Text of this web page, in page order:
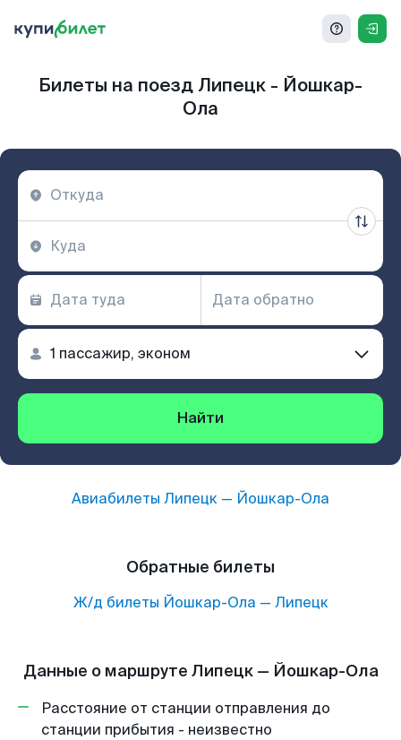
Билеты на поезд Липецк - Йошкар-
Ола
Найти
Авиабилеты Липецк — Йошкар-Ола
Обратные билеты
Ж/д билеты Йошкар-Ола — Липецк
Данные о маршруте Липецк — Йошкар-Ола
Расстояние от станции отправления до
станции прибытия - неизвестно